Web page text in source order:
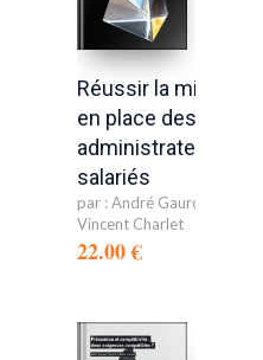
Réussir la mise
en place des
administrateurs
salariés
par :André Gauron
Vincent Charlet
22.00 €